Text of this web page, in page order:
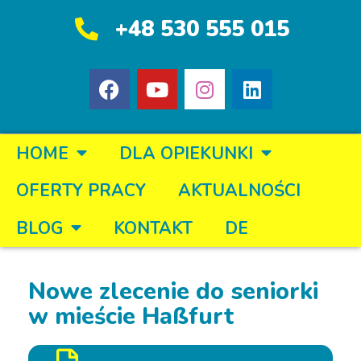
+48 530 555 015
HOME
DLA OPIEKUNKI
OFERTY PRACY
AKTUALNOŚCI
BLOG
KONTAKT DE
Nowe zlecenie do seniorki
w mieście Haßfurt